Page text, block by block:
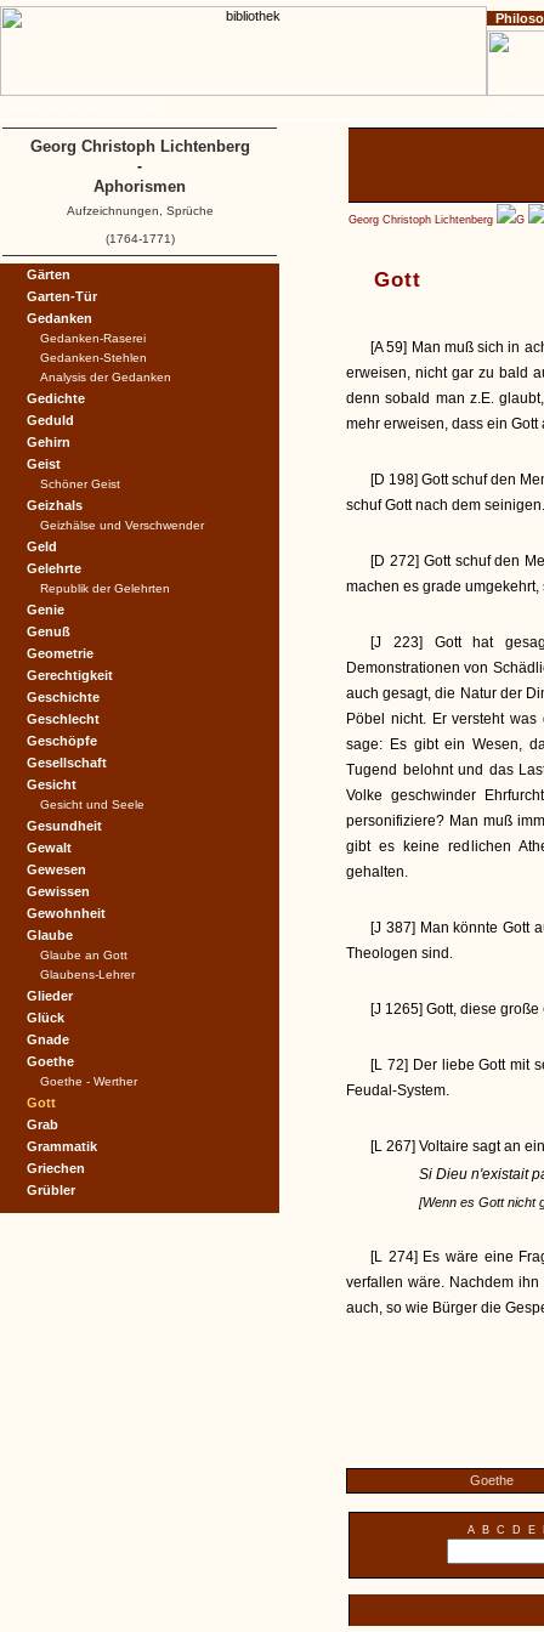
Georg Christoph Lichtenberg G
Gott
[A 59] Man muß sich in
erweisen, nicht gar zu bald
denn sobald man z.E.
mehr erweisen, dass ein
[D 198] Gott schuf den
schuf Gott nach dem seinigen.
[D 272] Gott schuf den
machen es grade
[J 223] Gott hat
Demonstrationen von
auch gesagt, die Natur der
Pöbel nicht. Er versteht
sage: Es gibt ein Wesen,
Tugend belohnt und das
Volke geschwinder
personifiziere? Man muß
gibt es keine redlichen
gehalten.
[J 387] Man könnte Gott
Theologen sind.
[J 1265] Gott, diese große
[L 72] Der liebe Gott mit
Feudal-System.
[L 267] Voltaire sagt an
Si Dieu n'existait
[Wenn es Gott nicht
[L 274] Es wäre eine
verfallen wäre. Nachdem
auch, so wie Bürger die
Goethe
A B C D E
Gärten
Garten-Tür
Gedanken
Gedanken-Raserei
Gedanken-Stehlen
Analysis der Gedanken
Gedichte
Geduld
Gehirn
Geist
Schöner Geist
Geizhals
Geizhälse und Verschwender
Geld
Gelehrte
Republik der Gelehrten
Genie
Genuß
Geometrie
Gerechtigkeit
Geschichte
Geschlecht
Geschöpfe
Gesellschaft
Gesicht
Gesicht und Seele
Gesundheit
Gewalt
Gewesen
Gewissen
Gewohnheit
Glaube
Glaube an Gott
Glaubens-Lehrer
Glieder
Glück
Gnade
Goethe
Goethe - Werther
Gott
Grab
Grammatik
Griechen
Grübler
Georg Christoph Lichtenberg
-
Aphorismen
Aufzeichnungen, Sprüche
(1764-1771)